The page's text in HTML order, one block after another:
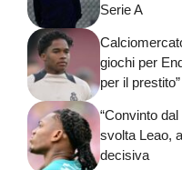
Serie A
giochi per
per il prestito”
“Convinto dal
svolta Leao,
decisiva